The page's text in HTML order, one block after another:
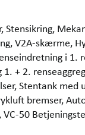
V2A-skærme,
i
+ 2.
Stentank
bremser,
50